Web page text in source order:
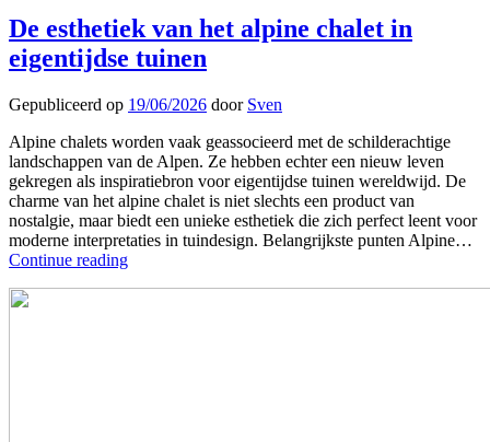
De esthetiek van het alpine chalet in
eigentijdse tuinen
Gepubliceerd op 19/06/2026 door Sven
Alpine chalets worden vaak geassocieerd met de schilderachtige
landschappen van de Alpen. Ze hebben echter een nieuw leven
gekregen als inspiratiebron voor eigentijdse tuinen wereldwijd. De
charme van het alpine chalet is niet slechts een product van
nostalgie, maar biedt een unieke esthetiek die zich perfect leent voor
moderne interpretaties in tuindesign. Belangrijkste punten Alpine…
Continue reading